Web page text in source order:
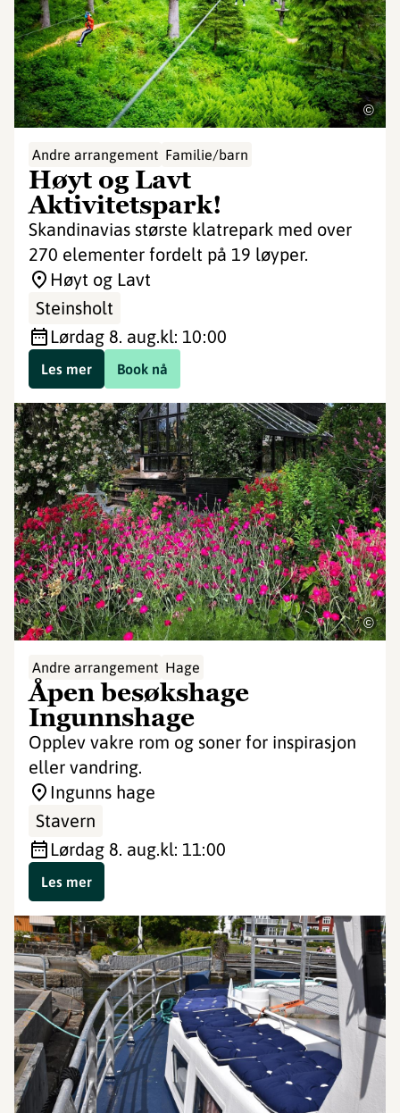
©
Andre arrangement Familie/barn
Høyt og Lavt
Aktivitetspark!
Skandinavias største klatrepark med over
270 elementer fordelt på 19 løyper.
Høyt og Lavt
Steinsholt
lørdag 8. aug.kl: 10:00
Book nå
Les mer
©
Andre arrangement Hage
Åpen besøkshage
Ingunnshage
Opplev vakre rom og soner for inspirasjon
eller vandring.
Ingunns hage
Stavern
lørdag 8. aug.kl: 11:00
Les mer